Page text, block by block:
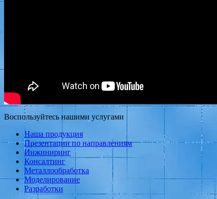
Воспользуйтесь нашими услугами
Наша продукция
Презентации по направлениям
Инжиниринг
Консалтинг
Металлообработка
Моделирование
Разработки